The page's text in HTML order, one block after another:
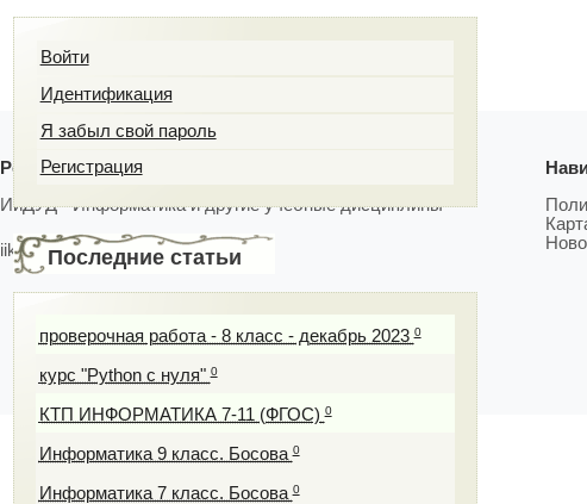
Войти
Идентификация
Я забыл свой пароль
Регистрация
Последние статьи
проверочная работа - 8 класс - декабрь 20230
курс "Python с нуля"0
КТП ИНФОРМАТИКА 7-11 (ФГОС)0
Информатика 9 класс. Босова0
Информатика 7 класс. Босова0
Реквизиты
ИиДУД - Информатика и другие учебные дисциплины
iikt.ru